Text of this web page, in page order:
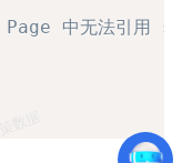
中无法引用